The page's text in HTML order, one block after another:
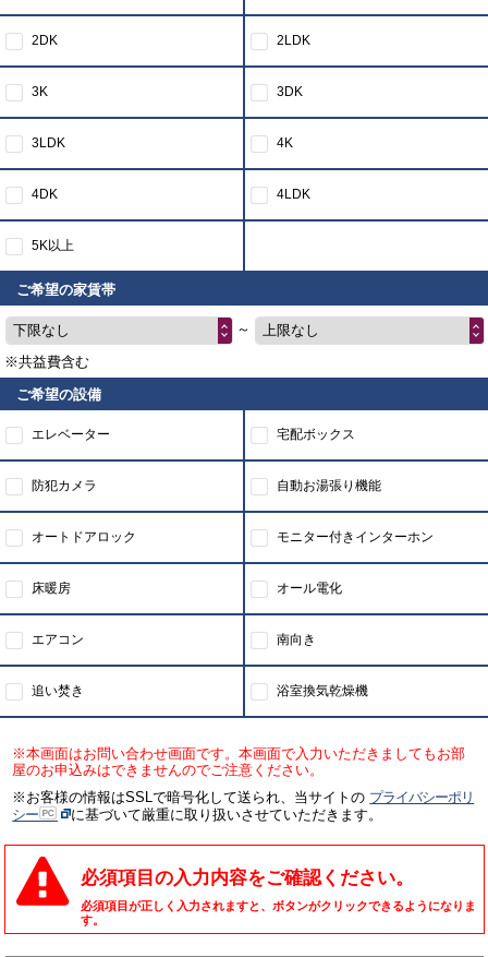
2DK 2LDK
3K 3DK
3LDK 4K
4DK 4LDK
5K以上
ご希望の家賃帯
下限なし ～
上限なし
※共益費含む
ご希望の設備
エレベーター 宅配ボックス
防犯カメラ 自動お湯張り機能
オートドアロック モニター付きインターホン
床暖房 オール電化
エアコン 南向き
追い焚き 浴室換気乾燥機
※本画面はお問い合わせ画面です。本画面で入力いただきましてもお部
屋のお申込みはできませんのでご注意ください。
※お客様の情報はSSLで暗号化して送られ、当サイトの プライバシーポリ
シー
に基づいて厳重に取り扱いさせていただきます。
必須項目の入力内容をご確認ください。
必須項目が正しく入力されますと、ボタンがクリックできるようになりま
す。